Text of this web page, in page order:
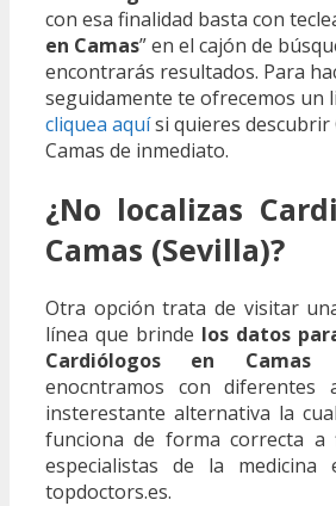
con esa finalidad basta con
en Camas” en el cajón de
encontrarás resultados. Para
seguidamente te ofrecemos un
cliquea aquísi quieres descubrir
Camas de inmediato.
¿No localizas
Camas (Sevilla)?
Otra opción trata de visitar
línea que brinde los datos
Cardiólogos en Camas
enocntramos con diferentes
insterestante alternativa la
funciona de forma correcta
especialistas de la medicina
topdoctors.es.